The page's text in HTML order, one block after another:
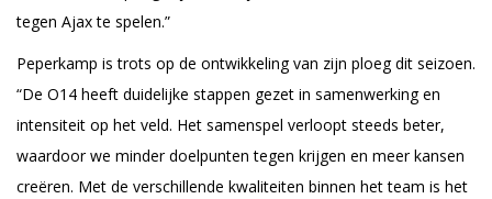
tegen Ajax te spelen.”
Peperkamp is trots op de ontwikkeling van zijn ploeg dit seizoen.
“De O14 heeft duidelijke stappen gezet in samenwerking en
intensiteit op het veld. Het samenspel verloopt steeds beter,
waardoor we minder doelpunten tegen krijgen en meer kansen
creëren. Met de verschillende kwaliteiten binnen het team is het